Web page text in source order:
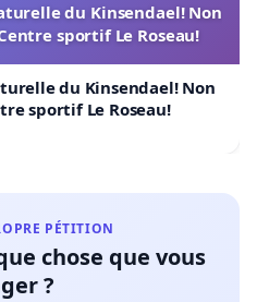
du Kinsendael! Non
sportif Le Roseau!
du Kinsendael! Non
sportif Le Roseau!
PÉTITION
chose que vous
?